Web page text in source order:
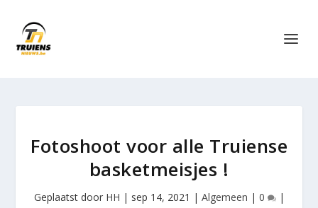
Fotoshoot voor alle Truiense
basketmeisjes !
Geplaatst door HH | sep 14, 2021 | Algemeen | 0 |